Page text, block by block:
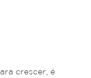
crescer, é